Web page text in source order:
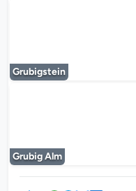
Grubigstein
Grubig Alm